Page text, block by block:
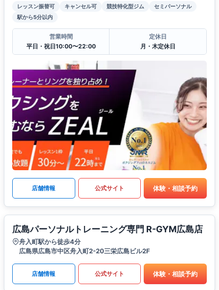
レッスン振替可 キャンセル可 競技特化型ジム
セミパーソナル
駅から5分以内
営業時間
平日・祝日10:00〜22:00
定休日
月・木定休日
店舗情報 公式サイト 体験・相談予約
広島パーソナルトレーニング専門 R-GYM広島店
舟入町駅から徒歩4分
広島県広島市中区舟入町2-20三栄広島ビル2F
店舗情報 公式サイト 体験・相談予約